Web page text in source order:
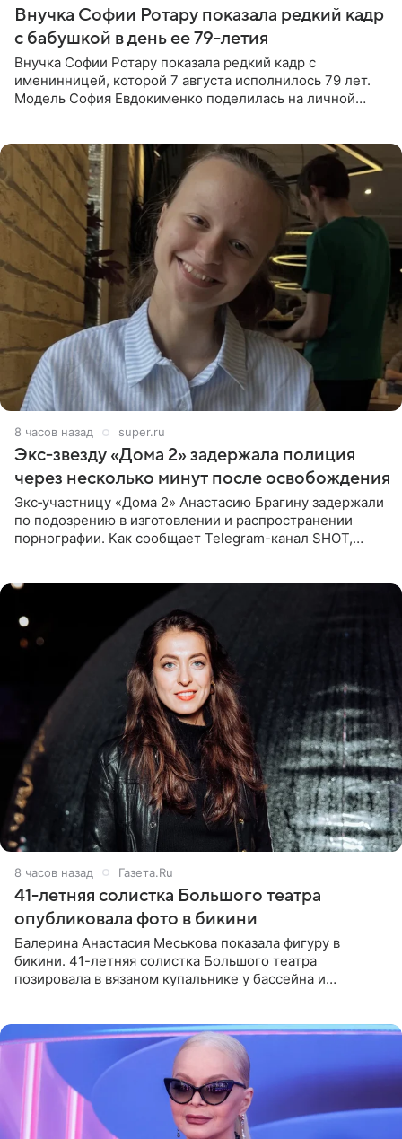
Внучка Софии Ротару показала редкий кадр
с бабушкой в день ее 79-летия
Внучка Софии Ротару показала редкий кадр с
именинницей, которой 7 августа исполнилось 79 лет.
Модель София Евдокименко поделилась на личной
8 часов назад super.ru
Экс‑звезду «Дома 2» задержала полиция
через несколько минут после освобождения
Экс‑участницу «Дома 2» Анастасию Брагину задержали
по подозрению в изготовлении и распространении
порнографии. Как сообщает Telegram-канал SHOT,
8 часов назад Газета.Ru
41-летняя солистка Большого театра
опубликовала фото в бикини
Балерина Анастасия Меськова показала фигуру в
бикини. 41-летняя солистка Большого театра
позировала в вязаном купальнике у бассейна и